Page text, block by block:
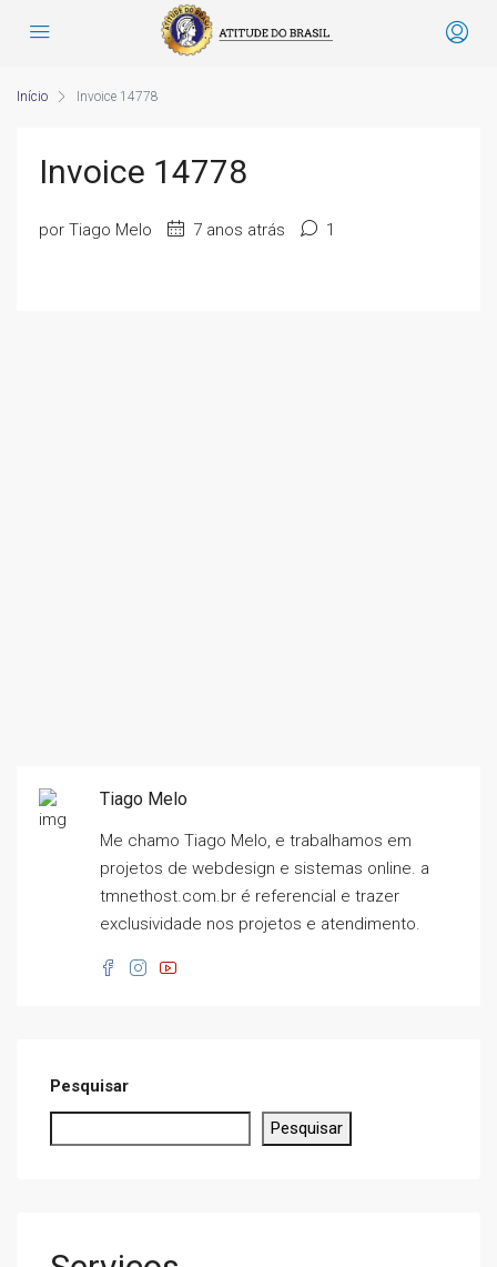
Início Invoice 14778
Invoice 14778
por Tiago Melo 7 anos atrás 1
Tiago Melo
Me chamo Tiago Melo, e trabalhamos em
projetos de webdesign e sistemas online. a
tmnethost.com.br é referencial e trazer
exclusividade nos projetos e atendimento.
Pesquisar
Pesquisar